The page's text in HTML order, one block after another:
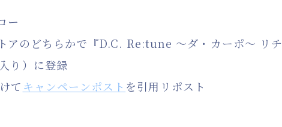
ー
のどちらかで『D.C. Re:tune ～ダ・カーポ～ リチ
り）に登録
て キャンペーンポスト を引用リポスト